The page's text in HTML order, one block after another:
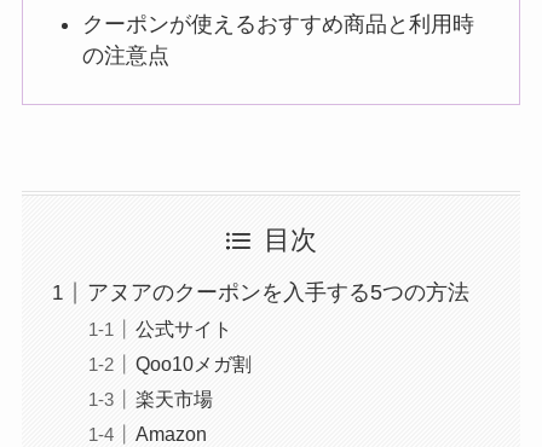
クーポンが使えるおすすめ商品と利用時
の注意点
目次
アヌアのクーポンを入手する5つの方法
公式サイト
Qoo10メガ割
楽天市場
Amazon